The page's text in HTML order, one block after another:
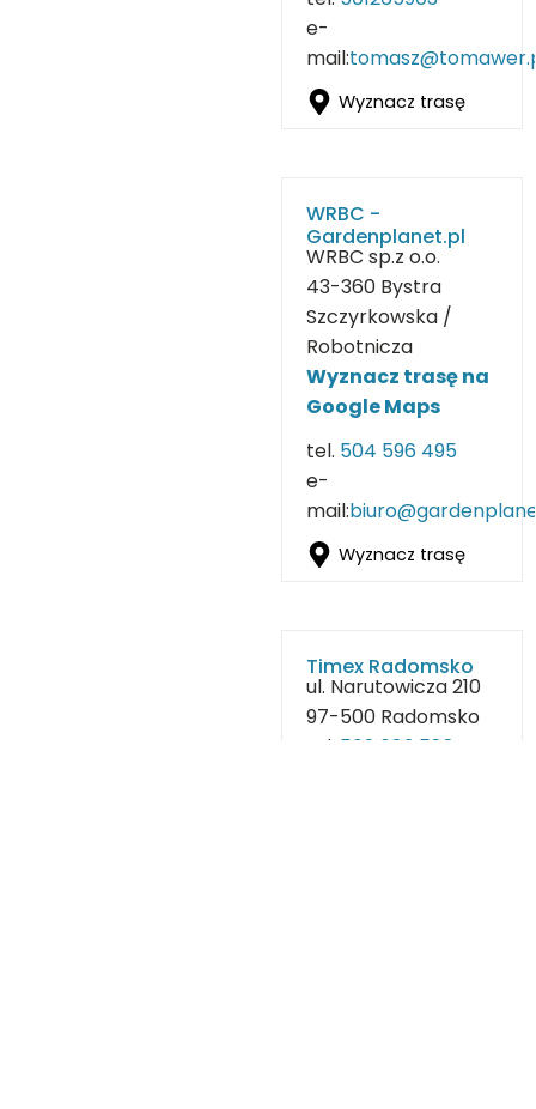
e-
mail:
Wyznacz trasę
WRBC -
Gardenplanet.pl
WRBC sp.z o.o.
43-360 Bystra
Szczyrkowska /
Robotnicza
Wyznacz trasęna
Google Maps
tel. 504 596 495
e-
mail:
Wyznacz trasę
Timex Radomsko
ul. Narutowicza 210
97-500 Radomsko
tel. 502 683 588